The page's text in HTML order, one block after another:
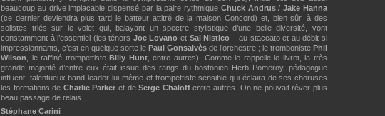
beaucoup au drive implacable dispensé par la paire rythmique Chuck Andrus/Jake Hanna
(ce dernier deviendra plus tard le batteur attitré de la maison Concord) et, bien sûr, à des
solistes triés sur le volet qui, balayant un spectre stylistique d’une belle diversité, vont
constamment à l’essentiel (les ténors Joe Lovano et Sal Nistico – au staccato et au débit si
impressionnants, c’est en quelque sorte le Paul Gonsalvès de l’orchestre ; le tromboniste Phil
Wilson , le raffiné trompettisteBilly Hunt, entre autres). Comme le rappelle le livret, la très
grande majorité d’entre eux était issue des rangs du bostonien Herb Pomeroy, pédagogue
influent, talentueux band-leader lui-même et trompettiste sensible qui éclaira de ses choruses
les formations de Charlie Parker et deSerge Chaloffentre autres. On ne pouvait rêver plus
beau passage de relais…
Stéphane Carini